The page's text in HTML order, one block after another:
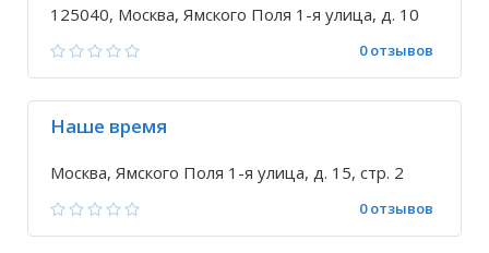
125040, Москва, Ямского Поля 1-я улица, д. 10
0 отзывов
Наше время
Москва, Ямского Поля 1-я улица, д. 15, стр. 2
0 отзывов